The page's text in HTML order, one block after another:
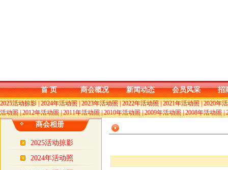
首 页 商会概况 新闻动态 会员风采 招
2025活动掠影|2024年活动照|2023年活动照|2022年活动照|2021年活动照|2020年
活动照|2012年活动照|2011年活动照|2010年活动照|2009年活动照|2008年活动照|
商会相册
2025活动掠影
2024年活动照